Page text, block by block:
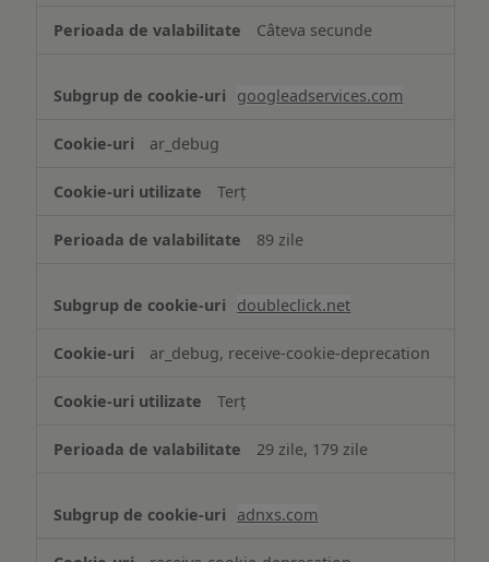
Câteva secunde
googleadservices.com
ar_debug
Terț
89 zile
doubleclick.net
ar_debug, receive-cookie-deprecation
Terț
29 zile, 179 zile
adnxs.com